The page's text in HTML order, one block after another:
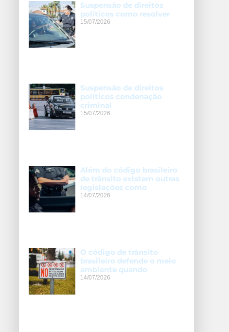
Suspensão de direitos
políticos como resolver
15/07/2026
Suspensão de direitos
políticos condenação
criminal
15/07/2026
Além do código brasileiro
de trânsito existem outras
legislações como
14/07/2026
O código de trânsito
brasileiro defende o meio
ambiente quando
14/07/2026